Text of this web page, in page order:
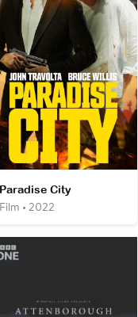
City
• 2022